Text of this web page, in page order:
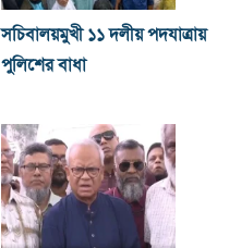
সচিবালয়মুখী ১১ দলীয় পদযাত্রায়
পুলিশের বাধা